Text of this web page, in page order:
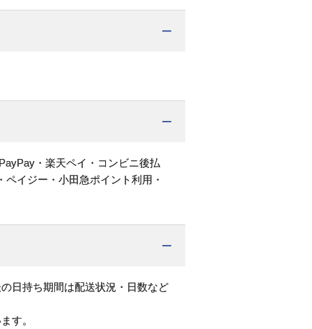
・楽天ペイ・コンビニ後払
イジー・小田急ポイント利用・
日持ち期間は配送状況・日数など
す。